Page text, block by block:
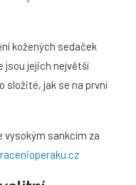
kožených sedaček
jsou jejich největší
složité, jak se na první
vysokým sankcím za